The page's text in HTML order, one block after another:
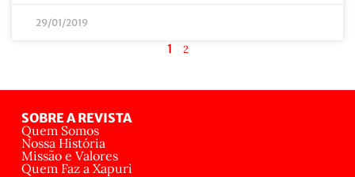
29/01/2019
1 2
SOBRE A REVISTA
Quem Somos
Nossa História
Missão e Valores
Quem Faz a Xapuri